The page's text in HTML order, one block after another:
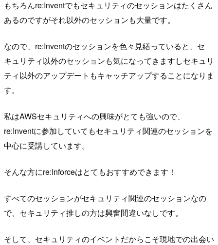
もちろんre:Inventでもセキュリティのセッションはたくさん
あるのですがそれ以外のセッションも大量です。
なので、re:Inventのセッションを色々見繕っていると、セ
キュリティ以外のセッションも気になってきますしセキュリ
ティ以外のアップデートもキャッチアップすることになりま
す。
私はAWSセキュリティへの興味がとても強いので、
re:Inventに参加していてもセキュリティ関連のセッションを
中心に受講しています。
そんな方にre:Inforceはとてもおすすめできます！
すべてのセッションがセキュリティ関連のセッションなの
で、セキュリティ推しの方は興奮間違いなしです。
そして、セキュリティのイベントだからこそ現地での出会い